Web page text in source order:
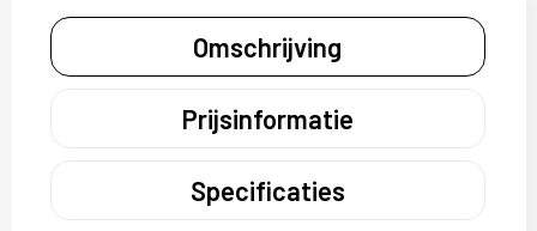
Omschrijving
Prijsinformatie
Specificaties